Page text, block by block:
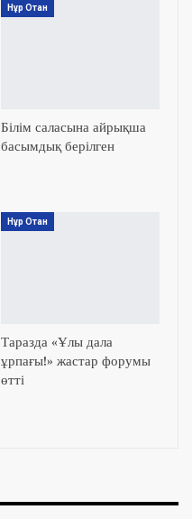
Нұр Отан
Білім саласына айрықша
басымдық берілген
Нұр Отан
Таразда «Ұлы дала
ұрпағы!» жастар форумы
өтті